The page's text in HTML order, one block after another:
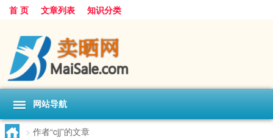
首 页 文章列表 知识分类
网站导航
> 作者“cjj”的文章